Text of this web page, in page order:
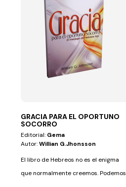
GRACIA PARA EL OPORTUNO
SOCORRO
Editorial: Gema
Autor:Willian G.jhonsson
El libro de Hebreos no es el enigma
que normalmente creemos. Podemos